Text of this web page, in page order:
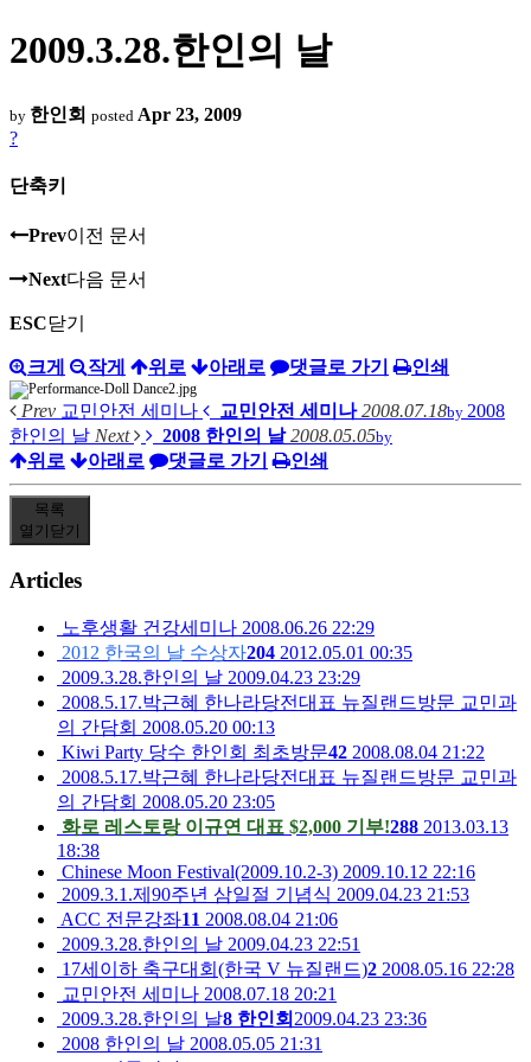
2009.3.28.한인의 날
by 한인회 posted Apr 23, 2009
?
단축키
Prev이전 문서
Next다음 문서
ESC닫기
크게 작게 위로 아래로 댓글로 가기 인쇄
Prev 교민안전 세미나 교민안전 세미나 2008.07.18by 2008
한인의 날 Next 2008 한인의 날 2008.05.05by
위로 아래로 댓글로 가기 인쇄
목록
열기 닫기
Articles
노후생활 건강세미나 2008.06.26 22:29
2012 한국의 날 수상자204 2012.05.01 00:35
2009.3.28.한인의 날 2009.04.23 23:29
2008.5.17.박근혜 한나라당전대표 뉴질랜드방문 교민과
의 간담회 2008.05.20 00:13
Kiwi Party 당수 한인회 최초방문42 2008.08.04 21:22
2008.5.17.박근혜 한나라당전대표 뉴질랜드방문 교민과
의 간담회 2008.05.20 23:05
화로 레스토랑 이규연 대표 $2,000 기부!288 2013.03.13
18:38
Chinese Moon Festival(2009.10.2-3) 2009.10.12 22:16
2009.3.1.제90주년 삼일절 기념식 2009.04.23 21:53
ACC 전문강좌11 2008.08.04 21:06
2009.3.28.한인의 날 2009.04.23 22:51
17세이하 축구대회(한국 V 뉴질랜드)2 2008.05.16 22:28
교민안전 세미나 2008.07.18 20:21
2009.3.28.한인의 날8 한인회 2009.04.23 23:36
2008 한인의 날 2008.05.05 21:31